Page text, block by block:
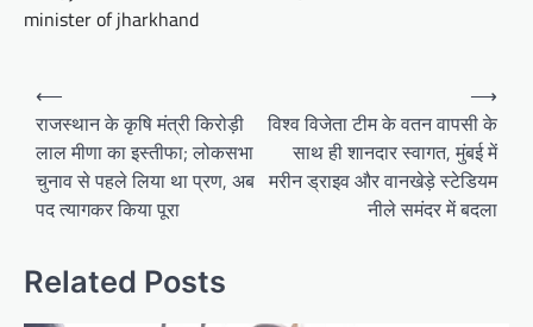
minister of jharkhand
Post
navigation
⟵
राजस्थान के कृषि मंत्री किरोड़ी
लाल मीणा का इस्तीफा; लोकसभा
चुनाव से पहले लिया था प्रण, अब
पद त्यागकर किया पूरा
विश्व विजेता टीम के वतन वापसी के
साथ ही शानदार स्वागत, मुंबई में
मरीन ड्राइव और वानखेड़े स्टेडियम
नीले समंदर में बदला
⟶
Related Posts